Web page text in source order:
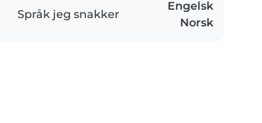
Språk jeg snakker
Engelsk
Norsk